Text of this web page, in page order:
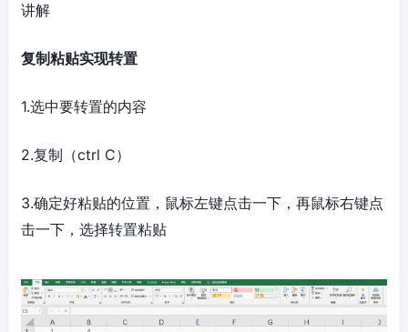
讲解
复制粘贴实现转置
1.选中要转置的内容
2.复制（ctrl C）
3.确定好粘贴的位置，鼠标左键点击一下，再鼠标右键点
击一下，选择转置粘贴